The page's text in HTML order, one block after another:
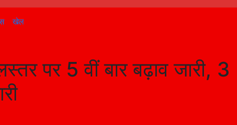
खेल
पर 5 वीं बार बढ़ाव जारी, 3